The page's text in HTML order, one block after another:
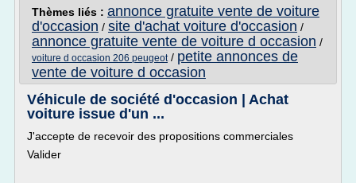
Thèmes liés : annonce gratuite vente de voiture
d'occasion / site d'achat voiture d'occasion /
annonce gratuite vente de voiture d occasion /
voiture d occasion 206 peugeot/ petite annonces de
vente de voiture d occasion
Véhicule de société d'occasion | Achat
voiture issue d'un ...
J'accepte de recevoir des propositions commerciales
Valider